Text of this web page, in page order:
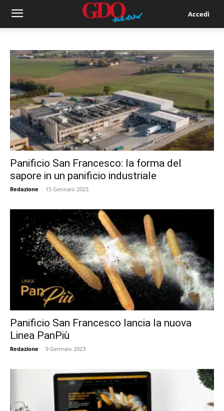
Accedi
Panificio San Francesco: la forma del
sapore in un panificio industriale
Redazione - 15 Gennaio 2023
Panificio San Francesco lancia la nuova
Linea PanPiù
Redazione - 9 Gennaio 2023